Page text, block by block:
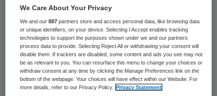
Minister Maxime Verhagen (Economische
Zaken) gaat kijken naar mogelijkheden om
toezichthouders als de Nederlandse
Mededingingsautoriteit, telecomwaakhond
Opta en de Consumentenautoriteit de
We Care About Your Privacy
We and our887 partners store and access personal data, like browsing data
or unique identifiers, on your device. Selecting I Accept enables tracking
technologies to support the purposes shown under we and our partners
process data to provide. Selecting Reject All or withdrawing your consent will
disable them. If trackers are disabled, some content and ads you see may not
be as relevant to you. You can resurface this menu to change your choices or
withdraw consent at any time by clicking the Manage Preferences link on the
bottom of the webpage. Your choices will have effect within our Website. For
more details, refer to our Privacy Policy.
Privacy Statement